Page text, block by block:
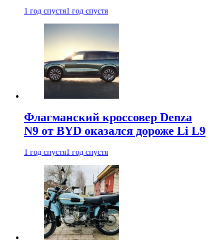
1 год спустя1 год спустя
Флагманский кроссовер Denza
N9 от BYD оказался дороже Li L9
1 год спустя1 год спустя